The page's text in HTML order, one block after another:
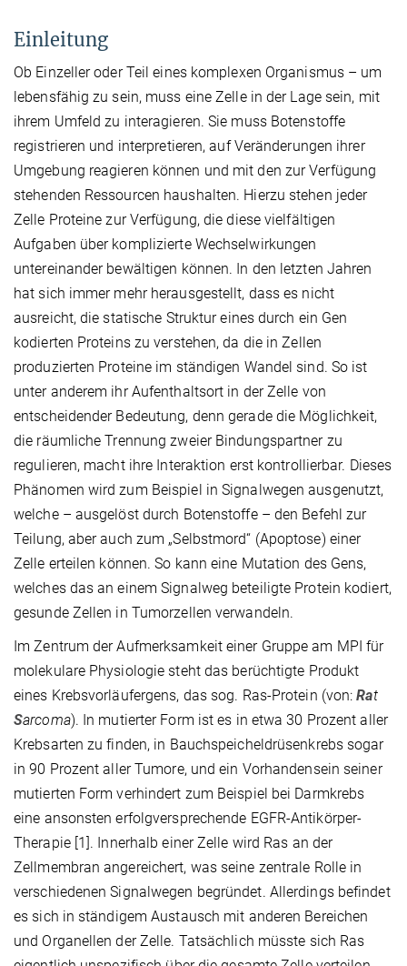
Einleitung
Ob Einzeller oder Teil eines komplexen Organismus – um
lebensfähig zu sein, muss eine Zelle in der Lage sein, mit
ihrem Umfeld zu interagieren. Sie muss Botenstoffe
registrieren und interpretieren, auf Veränderungen ihrer
Umgebung reagieren können und mit den zur Verfügung
stehenden Ressourcen haushalten. Hierzu stehen jeder
Zelle Proteine zur Verfügung, die diese vielfältigen
Aufgaben über komplizierte Wechselwirkungen
untereinander bewältigen können. In den letzten Jahren
hat sich immer mehr herausgestellt, dass es nicht
ausreicht, die statische Struktur eines durch ein Gen
kodierten Proteins zu verstehen, da die in Zellen
produzierten Proteine im ständigen Wandel sind. So ist
unter anderem ihr Aufenthaltsort in der Zelle von
entscheidender Bedeutung, denn gerade die Möglichkeit,
die räumliche Trennung zweier Bindungspartner zu
regulieren, macht ihre Interaktion erst kontrollierbar. Dieses
Phänomen wird zum Beispiel in Signalwegen ausgenutzt,
welche – ausgelöst durch Botenstoffe – den Befehl zur
Teilung, aber auch zum „Selbstmord“ (Apoptose) einer
Zelle erteilen können. So kann eine Mutation des Gens,
welches das an einem Signalweg beteiligte Protein kodiert,
gesunde Zellen in Tumorzellen verwandeln.
Im Zentrum der Aufmerksamkeit einer Gruppe am MPI für
molekulare Physiologie steht das berüchtigte Produkt
eines Krebsvorläufergens, das sog. Ras-Protein (von:Rat
Sarcoma). In mutierter Form ist es in etwa 30 Prozent aller
Krebsarten zu finden, in Bauchspeicheldrüsenkrebs sogar
in 90 Prozent aller Tumore, und ein Vorhandensein seiner
mutierten Form verhindert zum Beispiel bei Darmkrebs
eine ansonsten erfolgversprechende EGFR-Antikörper-
Therapie [1]. Innerhalb einer Zelle wird Ras an der
Zellmembran angereichert, was seine zentrale Rolle in
verschiedenen Signalwegen begründet. Allerdings befindet
es sich in ständigem Austausch mit anderen Bereichen
und Organellen der Zelle. Tatsächlich müsste sich Ras